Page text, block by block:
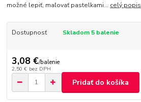
možné lepiť, maľovať pastelkami... celý popis
Dostupnosť Skladom 5 balenie
3,08 €/balenie
2,50 € bez DPH
Pridať do košíka